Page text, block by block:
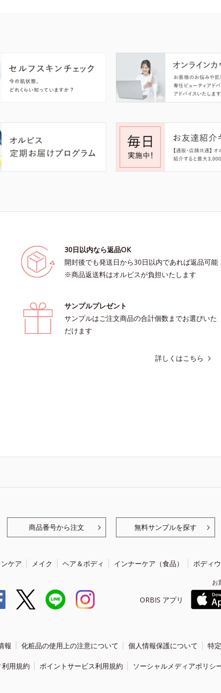
30日以内なら返品OK
開封後でも発送日から30日以内であれば返品可能
※商品返送料はオルビスが負担いたします
サンプルプレゼント
サンプルはご注文商品の合計個数までお選びいた
だけます
詳しくはこちら
商品番号から注文 無料サンプルを探す
ケア メイク ヘア＆ボディ インナーケア（食品） ボディ
ORBIS アプリ
お
報 化粧品の使用上の注意について 個人情報保護について 特
用規約 ポイントサービス利用規約 ソーシャルメディアポリシ